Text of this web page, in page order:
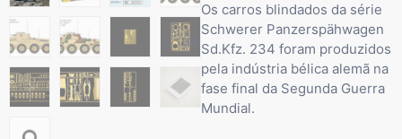
Os carros blindados da série
Schwerer Panzerspähwagen
Sd.Kfz. 234 foram produzidos
pela indústria bélica alemã na
fase final da Segunda Guerra
Mundial.